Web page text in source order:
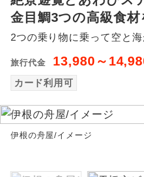
金目鯛3つの高級食材
2つの乗り物に乗って空と海
旅行代金 13,980～
カード利用可
伊根の舟屋/イメージ
バスガイド乗
務
バスガイド
があります
新コース 初登場のコ
然遺産を訪
絶景
温泉 温泉地にも